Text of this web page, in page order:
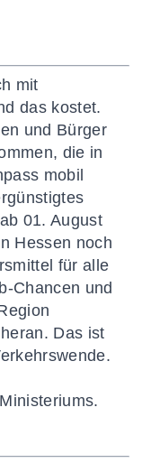
mit
das kostet.
und Bürger
die in
mobil
01. August
Hessen noch
für alle
Chancen und
Das ist